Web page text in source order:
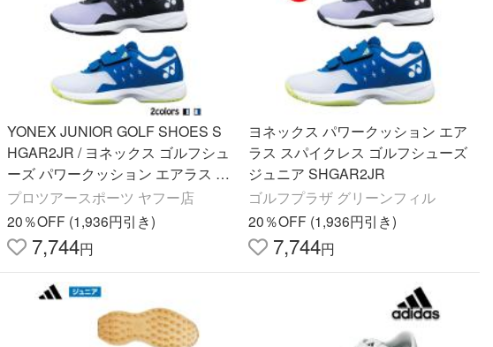
YONEX JUNIOR GOLF SHOES S
HGAR2JR / ヨネックス ゴルフシュ
ーズ パワークッション エアラス ジ
ュニア 2024 全2色 ジュニア用 19c
m 20cm 21cm マジックテープ
プロツアースポーツ ヤフー店
20％OFF (1,936円引き)
7,744円
ヨネックス パワークッション エア
ラス スパイクレス ゴルフシューズ
ジュニア SHGAR2JR
ゴルフプラザ グリーンフィル
20％OFF (1,936円引き)
7,744円